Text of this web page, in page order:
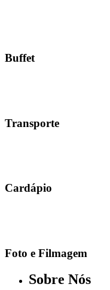
Buffet
Transporte
Cardápio
Foto e Filmagem
Sobre Nós